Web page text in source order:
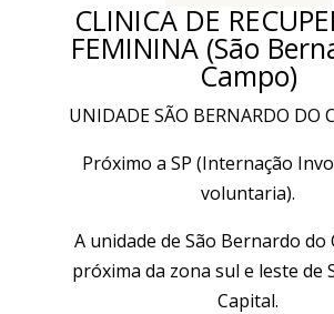
CLINICA DE
FEMININA (São
Campo)
UNIDADE SÃO BERNARDO DO
Próximo a SP (Internação
voluntaria).
​A unidade de São Bernardo do
próxima da zona sul e leste de
Capital.